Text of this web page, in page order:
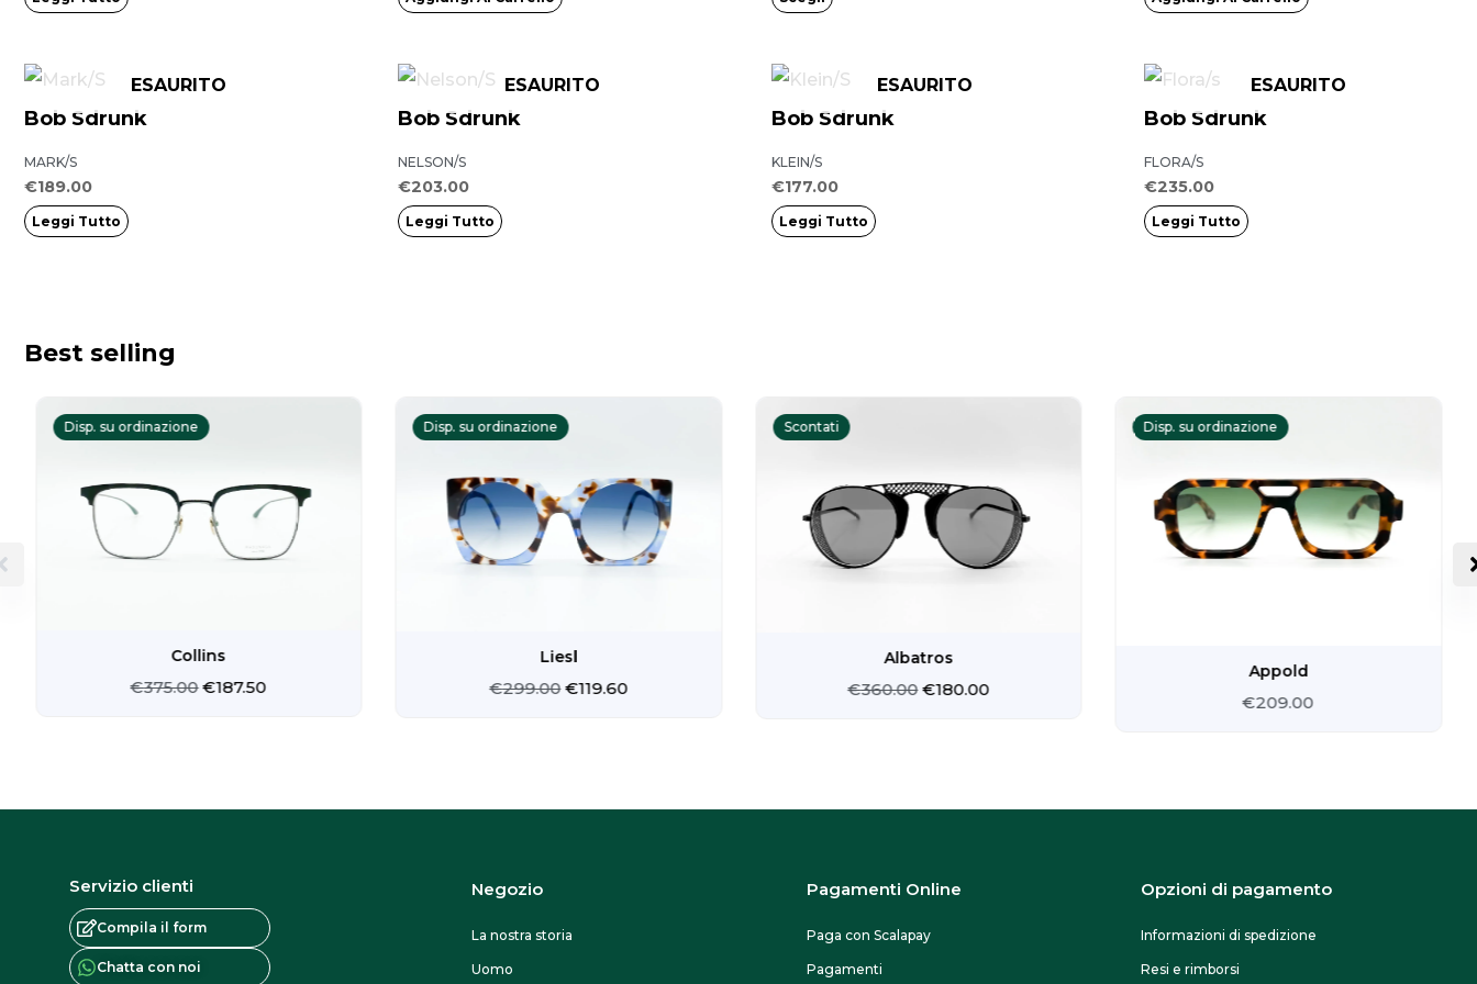
pagina
prodotto
Bob Sdrunk
ESAURITO
MARK/S
€189.00
Leggi Tutto
Bob Sdrunk
ESAURITO
NELSON/S
€203.00
Leggi Tutto
Bob Sdrunk
ESAURITO
KLEIN/S
€177.00
Leggi Tutto
Bob Sdrunk
ESAURITO
FLORA/S
€235.00
Leggi Tutto
Best selling
Disp. su ordinazione
Collins
€375.00
Il
prezzo
originale
€375.00.
€187.50
Il
€187.50.
Disp. su ordinazione
Liesl
€299.00
prezzo
originale
€299.00.
€119.60
€119.60.
Scontati
Albatros
€360.00
Il
€360.00.
€180.00
Il
€180.00.
Disp. su ordinazione
Appold
€209.00
Servizio clienti
Compila il form
Chatta con noi
Negozio
La nostra storia
Uomo
Pagamenti Online
Paga con Scalapay
Pagamenti
Opzioni di pagamento
Informazioni di spedizione
Resi e rimborsi